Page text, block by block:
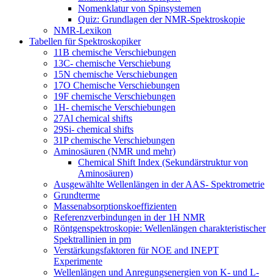
Nomenklatur von Spinsystemen
Quiz: Grundlagen der NMR-Spektroskopie
NMR-Lexikon
Tabellen für Spektroskopiker
11B chemische Verschiebungen
13C- chemische Verschiebung
15N chemische Verschiebungen
17O Chemische Verschiebungen
19F chemische Verschiebungen
1H- chemische Verschiebungen
27Al chemical shifts
29Si- chemical shifts
31P chemische Verschiebungen
Aminosäuren (NMR und mehr)
Chemical Shift Index (Sekundärstruktur von
Aminosäuren)
Ausgewählte Wellenlängen in der AAS- Spektrometrie
Grundterme
Massenabsorptionskoeffizienten
Referenzverbindungen in der 1H NMR
Röntgenspektroskopie: Wellenlängen charakteristischer
Spektrallinien in pm
Verstärkungsfaktoren für NOE and INEPT
Experimente
Wellenlängen und Anregungsenergien von K- und L-